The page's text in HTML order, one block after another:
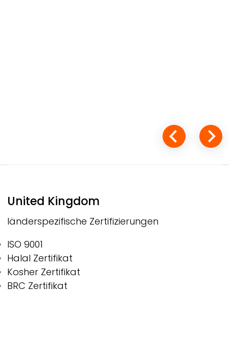
United Kingdom
länderspezifische Zertifizierungen
ISO 9001
Halal Zertifikat
Kosher Zertifikat
BRC Zertifikat